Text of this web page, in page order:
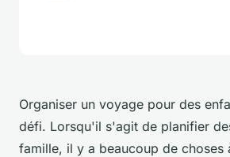
Organiser un voyage pour des
défi. Lorsqu'il s'agit de planifier
famille, il y a beaucoup de choses